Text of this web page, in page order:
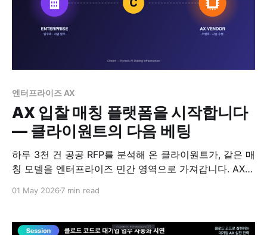
엔터프라이즈 AX
AX 입찰 매칭 플랫폼을 시작합니다
— 클라이원트의 다음 베팅
하루 3천 건 공공 RFP를 분석해 온 클라이원트가, 같은 매
칭 모델을 엔터프라이즈 민간 영역으로 가져갑니다. AX
시작합니다.
01 May 2026 7 min read